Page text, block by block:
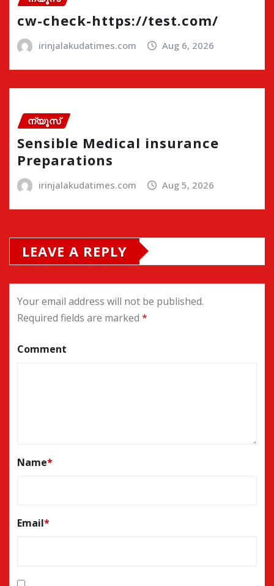
cw-check-https://test.com/
irinjalakudatimes.com Aug 6, 2026
ന്യൂസ്
Sensible Medical insurance
Preparations
irinjalakudatimes.com Aug 5, 2026
LEAVE A REPLY
Your email address will not be published.
Required fields are marked *
Comment
Name*
Email*